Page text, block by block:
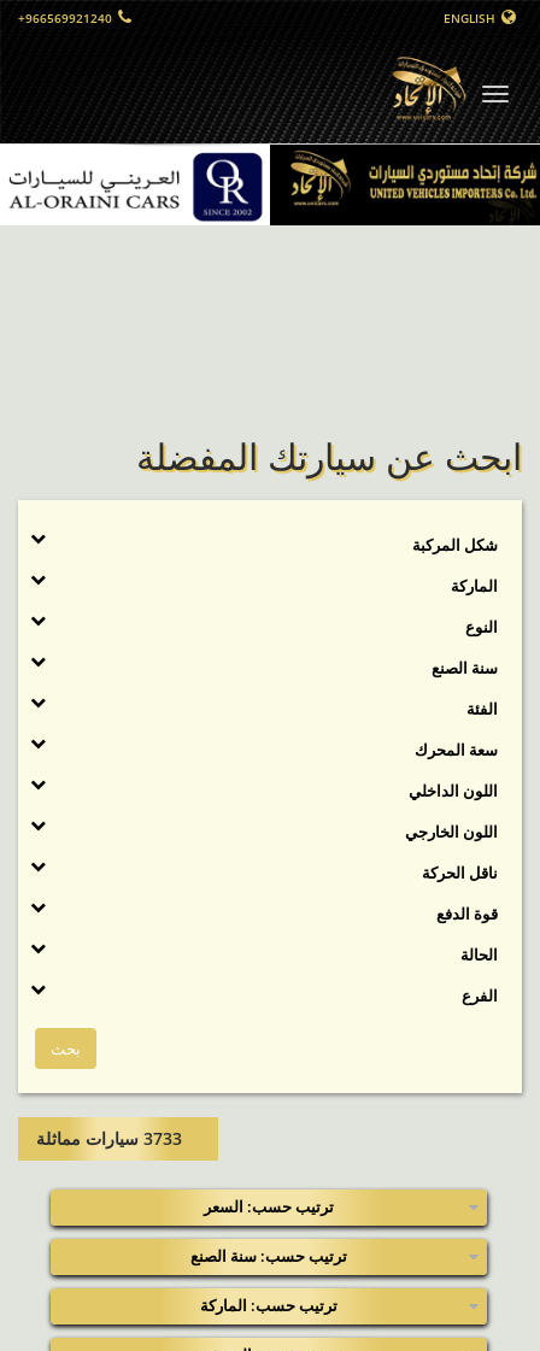
ENGLISH
+966569921240
التبديل
الملاحي
ابحث عن سيارتك المفضلة
شكل المركبة
الماركة
النوع
سنة الصنع
الفئة
‬سعة المحرك
اللون الداخلي
اللون الخارجي
ناقل الحركة
قوة الدفع
الحالة
الفرع
3733 سيارات مماثلة​
ترتيب حسب: السعر
ترتيب حسب: سنة الصنع
ترتيب حسب: الماركة